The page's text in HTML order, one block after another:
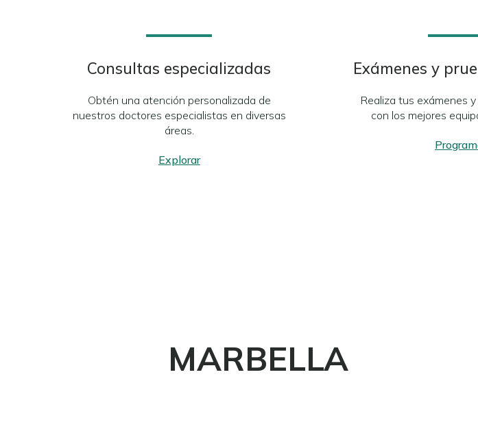
Consultas especializadas
Obtén una atención personalizada de
nuestros doctores especialistas en diversas
áreas.
Explorar
Exámenes y
Realiza tus exámenes
con los mejores
MARBELLA